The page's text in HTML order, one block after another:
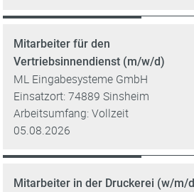
Mitarbeiter für den
Vertriebsinnendienst (m/w/d)
ML Eingabesysteme GmbH
Einsatzort: 74889 Sinsheim
Arbeitsumfang: Vollzeit
05.08.2026
Mitarbeiter in der Druckerei (w/m/